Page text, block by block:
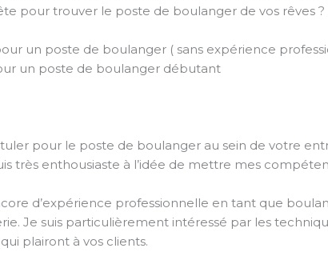
pour trouver le poste de boulanger de vos rêves
un poste de boulanger ( sans expérience
un poste de boulanger débutant
pour le poste de boulanger au sein de votre
très enthousiaste à l’idée de mettre mes
d’expérience professionnelle en tant que
Je suis particulièrement intéressé par les
plairont à vos clients.